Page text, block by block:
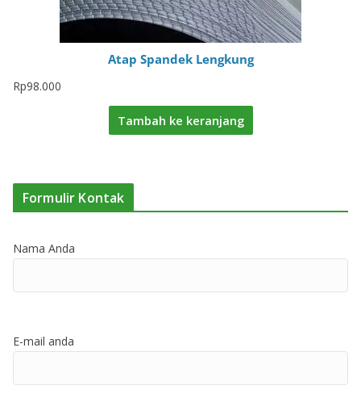
Atap Spandek Lengkung
Rp98.000
Tambah ke keranjang
Formulir Kontak
Nama Anda
E-mail anda